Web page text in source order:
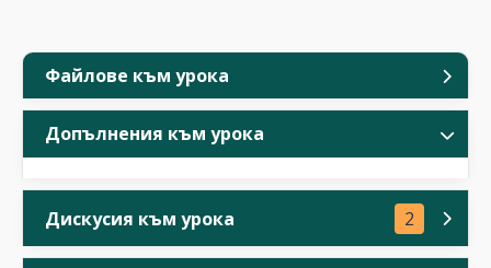
Файлове към урока
Допълнения към урока
Дискусия към урока 2